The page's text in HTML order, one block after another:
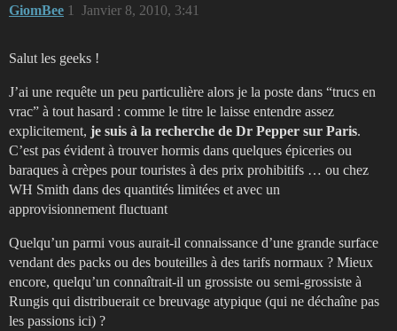
GiomBee Janvier 8, 2010, 3:41
1
Salut les geeks !
J’ai une requête un peu particulière alors je la poste dans “trucs en
vrac” à tout hasard : comme le titre le laisse entendre assez
explicitement, je suis à la recherche de Dr Pepper sur Paris.
C’est pas évident à trouver hormis dans quelques épiceries ou
baraques à crèpes pour touristes à des prix prohibitifs … ou chez
WH Smith dans des quantités limitées et avec un
approvisionnement fluctuant
Quelqu’un parmi vous aurait-il connaissance d’une grande surface
vendant des packs ou des bouteilles à des tarifs normaux ? Mieux
encore, quelqu’un connaîtrait-il un grossiste ou semi-grossiste à
Rungis qui distribuerait ce breuvage atypique (qui ne déchaîne pas
les passions ici) ?